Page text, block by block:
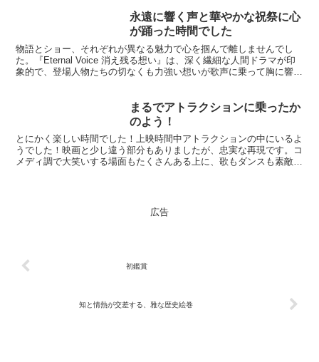
永遠に響く声と華やかな祝祭に心
が踊った時間でした
物語とショー、それぞれが異なる魅力で心を掴んで離しませんでし
た。『Eternal Voice 消え残る想い』は、深く繊細な人間ドラマが印
象的で、登場人物たちの切なくも力強い想いが歌声に乗って胸に響き
まるでアトラクションに乗ったか
のよう！
とにかく楽しい時間でした！上映時間中アトラクションの中にいるよ
うでした！映画と少し違う部分もありましたが、忠実な再現です。コ
メディ調で大笑いする場面もたくさんある上に、歌もダンスも素敵
広告
初鑑賞
知と情熱が交差する、雅な歴史絵巻